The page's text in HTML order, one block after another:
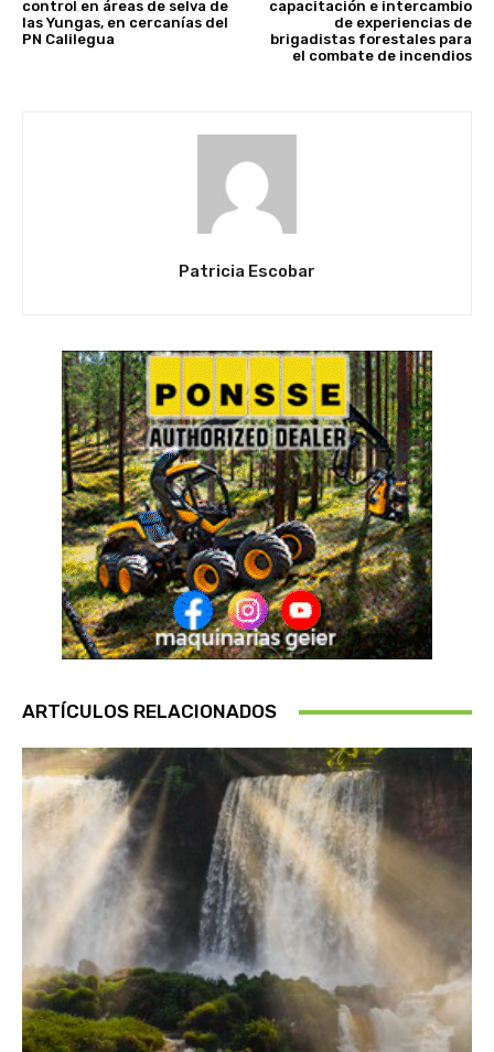
control en áreas de selva de
las Yungas, en cercanías del
PN Calilegua
capacitación e intercambio
de experiencias de
brigadistas forestales para
el combate de incendios
Patricia Escobar
ARTÍCULOS RELACIONADOS